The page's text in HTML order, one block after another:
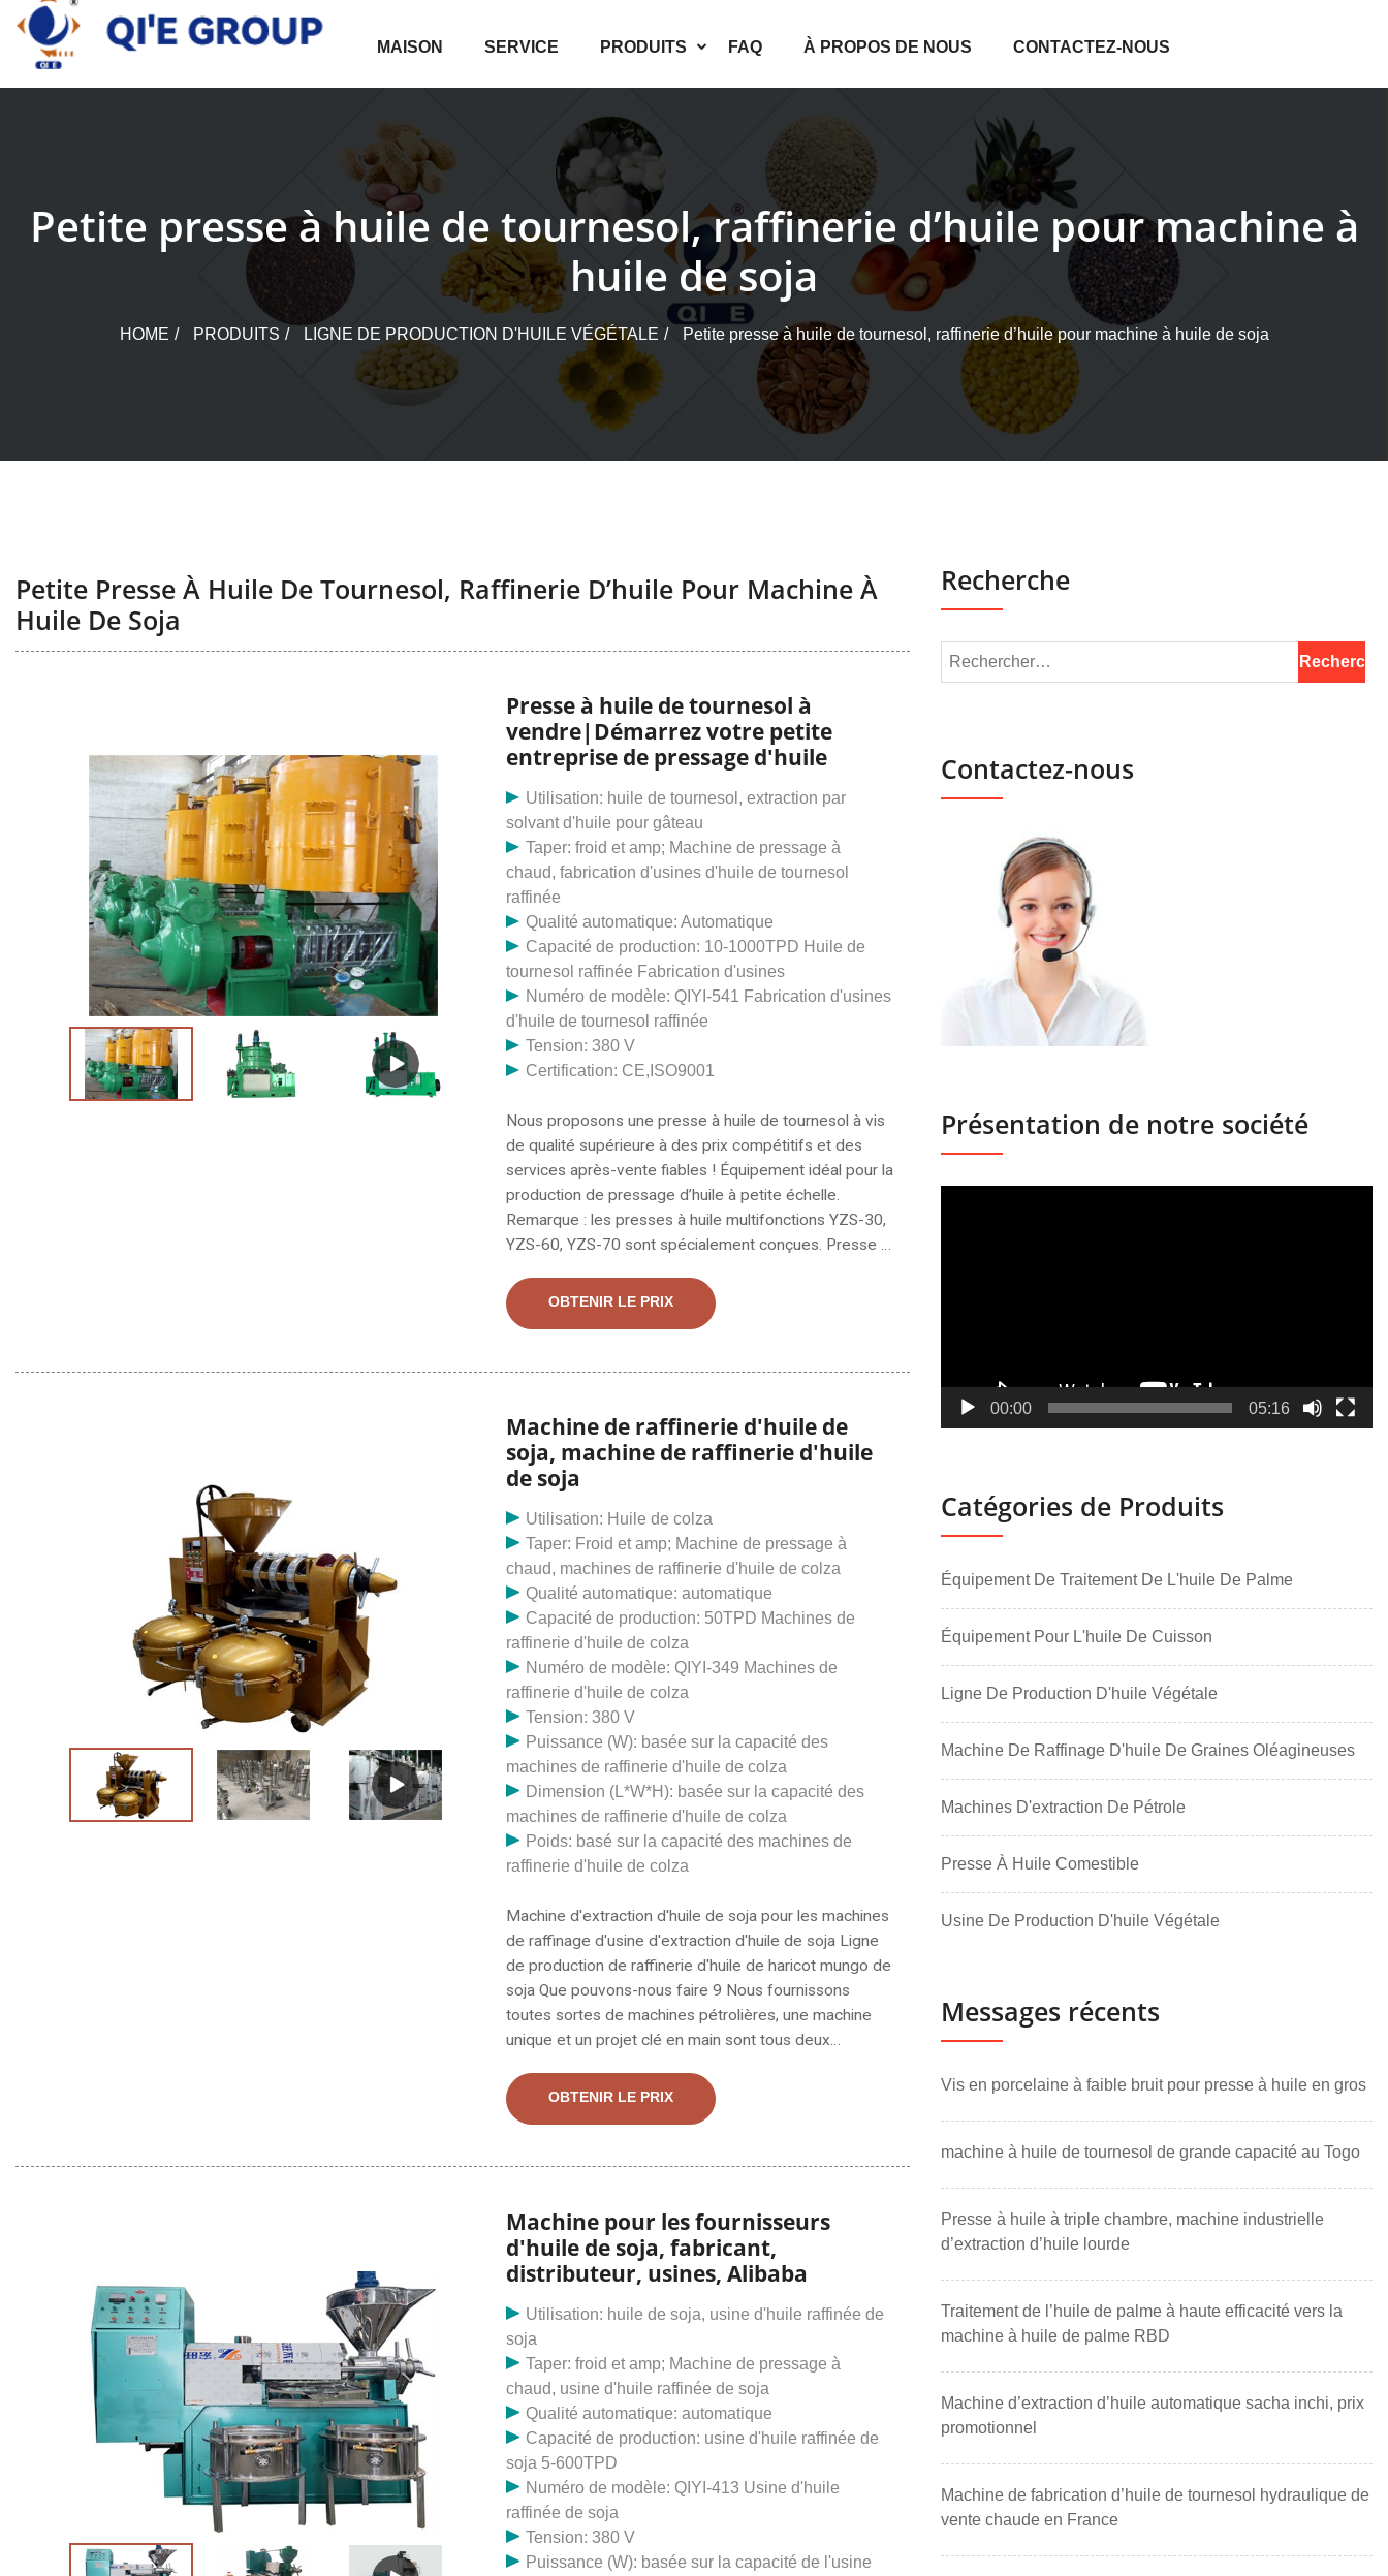
Skip
content
MAISON SERVICE PRODUITS FAQ À PROPOS DE NOUS CONTACTEZ-NOUS
Petite presse à huile de tournesol, raffinerie d’huile pour machine à
huile de soja
HOME PRODUITS LIGNE DE PRODUCTION D'HUILE VÉGÉTALE Petite presse à huile de tournesol, raffinerie d’huile pour machine à huile de soja
Petite Presse À Huile De Tournesol, Raffinerie D’huile Pour Machine À
Huile De Soja
Presse à huile de tournesol à
vendre|Démarrez votre petite
entreprise de pressage d'huile
Utilisation: huile de tournesol, extraction par
solvant d'huile pour gâteau
Taper: froid et amp; Machine de pressage à
chaud, fabrication d'usines d'huile de tournesol
raffinée
Qualité automatique: Automatique
Capacité de production: 10-1000TPD Huile de
tournesol raffinée Fabrication d'usines
Numéro de modèle: QIYI-541 Fabrication d'usines
d'huile de tournesol raffinée
Tension: 380 V
Certification: CE,ISO9001
Nous proposons une presse à huile de tournesol à vis
de qualité supérieure à des prix compétitifs et des
services après-vente fiables ! Équipement idéal pour la
production de pressage d’huile à petite échelle.
Remarque : les presses à huile multifonctions YZS-30,
YZS-60, YZS-70 sont spécialement conçues. Presse à
comestible, également appelée expulseur d'huile,
machine d'extraction d'huile ou moulin à huile. Graines
tournesol, noix, amandes, graines de citrouille, germe
OBTENIR LE PRIX
Machine de raffinerie d'huile de
soja, machine de raffinerie d'huile
de soja
Utilisation: Huile de colza
Taper: Froid et amp; Machine de pressage à
chaud, machines de raffinerie d'huile de colza
Qualité automatique: automatique
Capacité de production: 50TPD Machines de
raffinerie d'huile de colza
Numéro de modèle: QIYI-349 Machines de
raffinerie d'huile de colza
Tension: 380 V
Puissance (W): basée sur la capacité des
machines de raffinerie d'huile de colza
Dimension (L*W*H): basée sur la capacité des
machines de raffinerie d'huile de colza
Poids: basé sur la capacité des machines de
raffinerie d'huile de colza
Machine d'extraction d'huile de soja pour les machines
de raffinage d'usine d'extraction d'huile de soja Ligne
de production de raffinerie d'huile de haricot mungo de
soja Que pouvons-nous faire 9 Nous fournissons
toutes sortes de machines pétrolières, une machine
unique et un projet clé en main sont tous deux
de pressage d'huile et une petite ligne de raffinerie de
pétrole pour produire de l'huile comestible à partir de
graines de coton pour une utilisation au Congo. Quel
votre principal ?
OBTENIR LE PRIX
Machine pour les fournisseurs
d'huile de soja, fabricant,
distributeur, usines, Alibaba
Utilisation: huile de soja, usine d'huile raffinée de
soja
Taper: froid et amp; Machine de pressage à
chaud, usine d'huile raffinée de soja
Qualité automatique: automatique
Capacité de production: usine d'huile raffinée de
soja 5-600TPD
Numéro de modèle: QIYI-413 Usine d'huile
raffinée de soja
Tension: 380 V
Puissance (W): basée sur la capacité de l'usine
Recherche
Contactez-nous
Présentation de notre société
00:00 05:16
Catégories de Produits
Équipement De Traitement De L'huile De Palme
Équipement Pour L'huile De Cuisson
Ligne De Production D'huile Végétale
Machine De Raffinage D'huile De Graines Oléagineuses
Machines D'extraction De Pétrole
Presse À Huile Comestible
Usine De Production D'huile Végétale
Messages récents
Vis en porcelaine à faible bruit pour presse à huile en gros
machine à huile de tournesol de grande capacité au Togo
Presse à huile à triple chambre, machine industrielle
d’extraction d’huile lourde
Traitement de l’huile de palme à haute efficacité vers la
machine à huile de palme RBD
Machine d’extraction d’huile automatique sacha inchi, prix
promotionnel
Machine de fabrication d’huile de tournesol hydraulique de
vente chaude en France